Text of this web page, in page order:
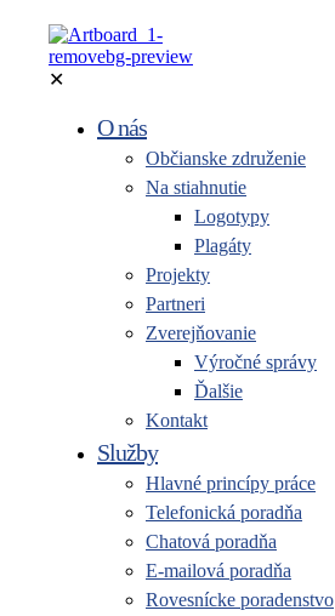
✕
O nás
Občianske združenie
Na stiahnutie
Logotypy
Plagáty
Projekty
Partneri
Zverejňovanie
Výročné správy
Ďalšie
Kontakt
Služby
Hlavné princípy práce
Telefonická poradňa
Chatová poradňa
E-mailová poradňa
Rovesnícke poradenstvo